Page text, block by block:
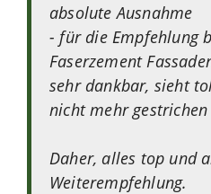
absolute Ausnahme
- für die Empfehlung
Faserzement
sehr dankbar, sieht
nicht mehr
Daher, alles top und
Weiterempfehlung.